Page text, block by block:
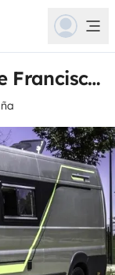
Camper gran volumen de Francisco Javier